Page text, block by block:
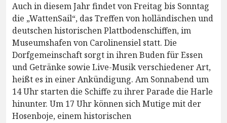
Auch in diesem Jahr findet von Freitag bis Sonntag
die „WattenSail“, das Treffen von holländischen und
deutschen historischen Plattbodenschiffen, im
Museumshafen von Carolinensiel statt. Die
Dorfgemeinschaft sorgt in ihren Buden für Essen
und Getränke sowie Live-Musik verschiedener Art,
heißt es in einer Ankündigung. Am Sonnabend um
14 Uhr starten die Schiffe zu ihrer Parade die Harle
hinunter. Um 17 Uhr können sich Mutige mit der
Hosenboje, einem historischen